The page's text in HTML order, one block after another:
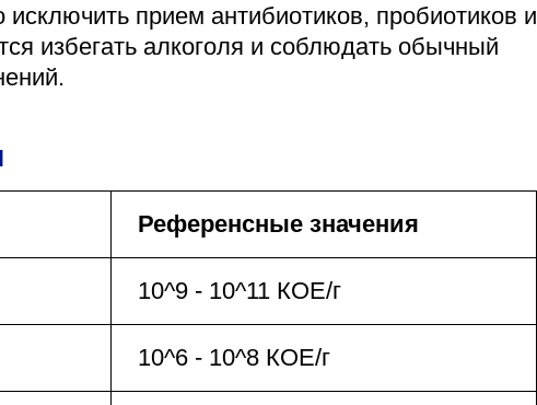
прием антибиотиков, пробиотиков и
избегать алкоголя и соблюдать обычный
Референсные значения
10^9 - 10^11 КОЕ/г
10^6 - 10^8 КОЕ/г